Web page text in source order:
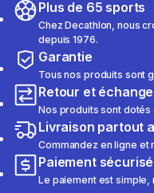
Plus de 65 sports
Chez Decathlon, nous
depuis 1976.
Garantie
Tous nos produits sont
Retour et échange
Nos produits sont
Livraison partout
Commandez en ligne
Paiement sécurisé
Le paiement est